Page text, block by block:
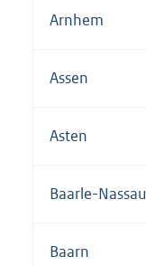
Arnhem
Assen
Asten
Baarle-Nassau
Baarn